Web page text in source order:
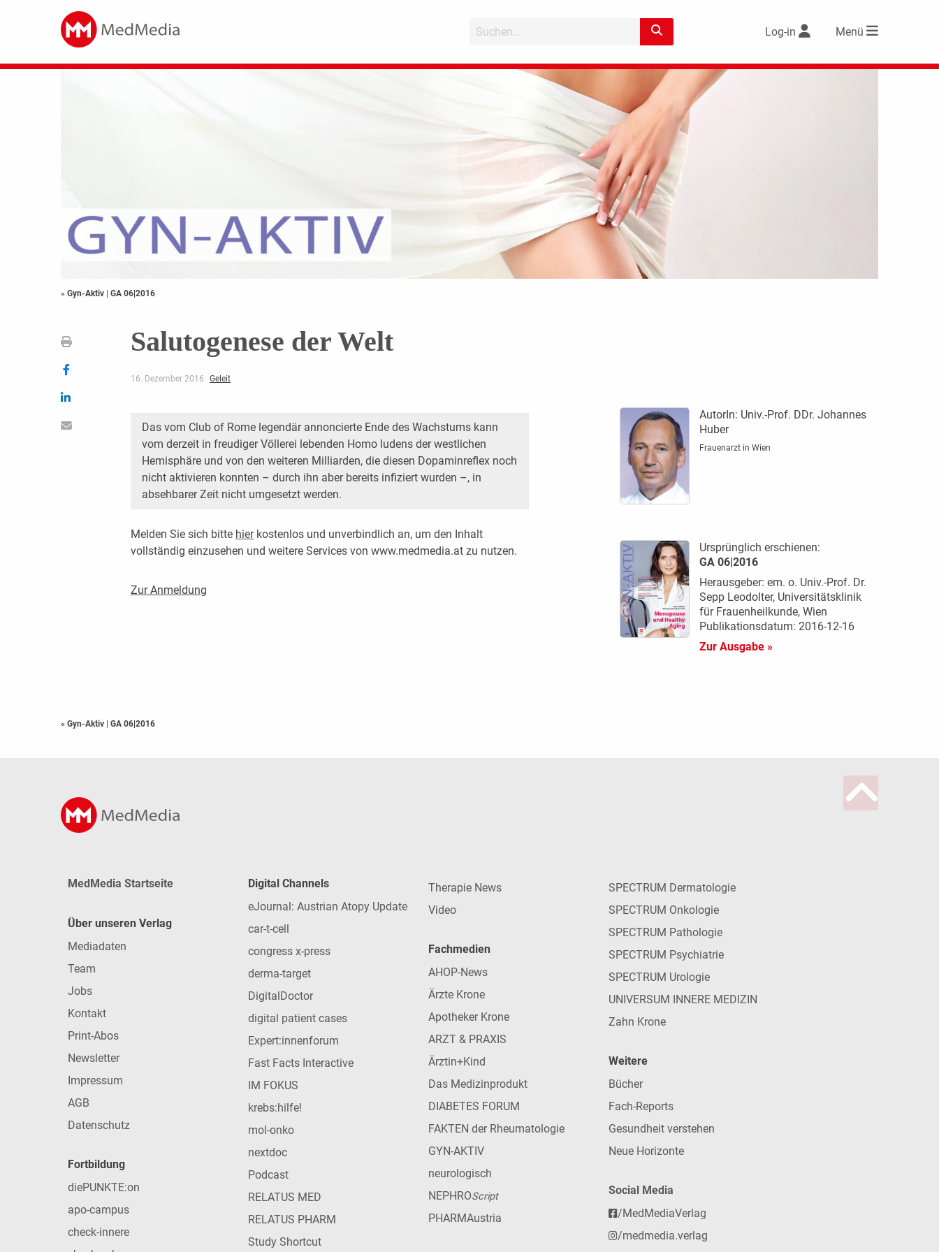
Log-in Menü
« Gyn-Aktiv | GA 06|2016
Salutogenese der Welt
16. Dezember 2016 Geleit
Das vom Club of Rome legendär annoncierte Ende des Wachstums kann
vom derzeit in freudiger Völlerei lebenden Homo ludens der westlichen
Hemisphäre und von den weiteren Milliarden, die diesen Dopaminreflex noch
nicht aktivieren konnten – durch ihn aber bereits infiziert wurden –, in
absehbarer Zeit nicht umgesetzt werden.
Melden Sie sich bitte hierkostenlos und unverbindlich an, um den Inhalt
vollständig einzusehen und weitere Services von www.medmedia.at zu nutzen.
Zur Anmeldung
AutorIn: Univ.-Prof. DDr. Johannes
Huber
Frauenarzt in Wien
Ursprünglich erschienen:
GA 06|2016
Herausgeber: em. o. Univ.-Prof. Dr.
Sepp Leodolter, Universitätsklinik
für Frauenheilkunde, Wien
Publikationsdatum: 2016-12-16
Zur Ausgabe »
« Gyn-Aktiv | GA 06|2016
MedMedia Startseite
Über unseren Verlag
Mediadaten
Team
Jobs
Kontakt
Print-Abos
Newsletter
Impressum
AGB
Datenschutz
Fortbildung
diePUNKTE:on
apo-campus
check-innere
Digital Channels
eJournal: Austrian Atopy Update
car-t-cell
congress x-press
derma-target
DigitalDoctor
digital patient cases
Expert:innenforum
Fast Facts Interactive
IM FOKUS
krebs:hilfe!
mol-onko
nextdoc
Podcast
RELATUS MED
RELATUS PHARM
Study Shortcut
Therapie News
Video
Fachmedien
AHOP-News
Ärzte Krone
Apotheker Krone
ARZT & PRAXIS
Ärztin+Kind
Das Medizinprodukt
DIABETES FORUM
FAKTEN der Rheumatologie
GYN-AKTIV
neurologisch
NEPHROScript
PHARMAustria
SPECTRUM Dermatologie
SPECTRUM Onkologie
SPECTRUM Pathologie
SPECTRUM Psychiatrie
SPECTRUM Urologie
UNIVERSUM INNERE MEDIZIN
Zahn Krone
Weitere
Bücher
Fach-Reports
Gesundheit verstehen
Neue Horizonte
Social Media
/MedMediaVerlag
/medmedia.verlag